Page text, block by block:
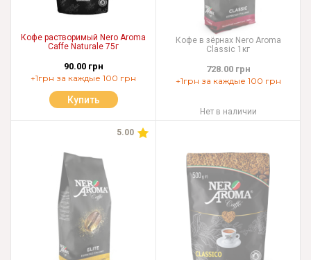
Кофе растворимый Nero Aroma
Caffe Naturale 75г
90.00 грн
+1грн за каждые 100 грн
Купить
Кофе в зёрнах Nero Aroma
Classic 1кг
728.00 грн
+1грн за каждые 100 грн
Нет в наличии
5.00